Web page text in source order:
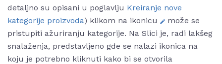
detaljno su opisani u poglavlju Kreiranje nove
kategorije proizvoda) klikom na ikonicu
može se
pristupiti ažuriranju kategorije. Na Slici je, radi lakšeg
snalaženja, predstavljeno gde se nalazi ikonica na
koju je potrebno kliknuti kako bi se otvorila